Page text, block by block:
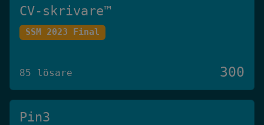
CV-skrivare™️
SSM 2023 Final
85 lösare 300
Pin3